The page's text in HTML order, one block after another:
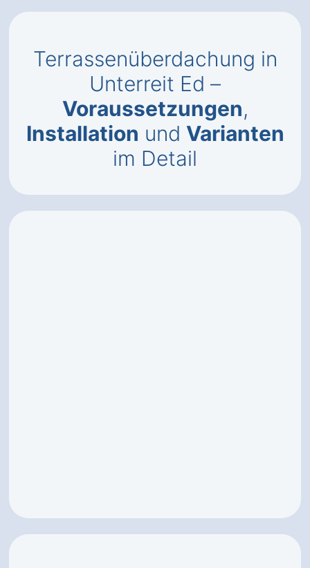
Terrassenüberdachung in
Unterreit Ed –
Voraussetzungen,
Installation und Varianten
im Detail